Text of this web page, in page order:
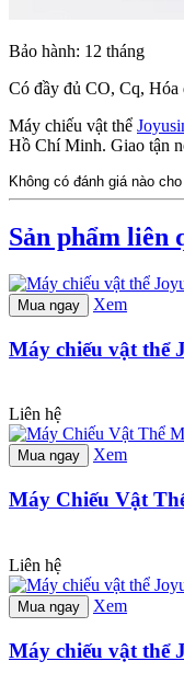
Bảo hành: 12 tháng
Có đầy đủ CO, Cq, Hóa
Máy chiếu vật thể
Hồ Chí Minh. Giao tận
Không có đánh giá nào
Sản phẩm liên
Mua ngay Xem
Máy chiếu vật thể
Liên hệ
Mua ngay Xem
Máy Chiếu Vật
Liên hệ
Mua ngay Xem
Máy chiếu vật thể